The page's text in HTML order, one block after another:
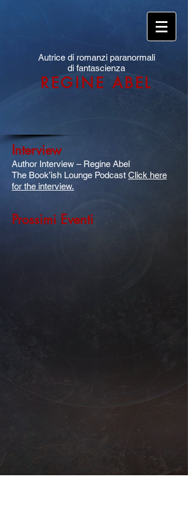
Autrice di romanzi paranormali
di fantascienza
REGINE ABEL
Interview
Author Interview – Regine Abel
The Book’ish Lounge Podcast Click here
for the interview.
Prossimi Eventi